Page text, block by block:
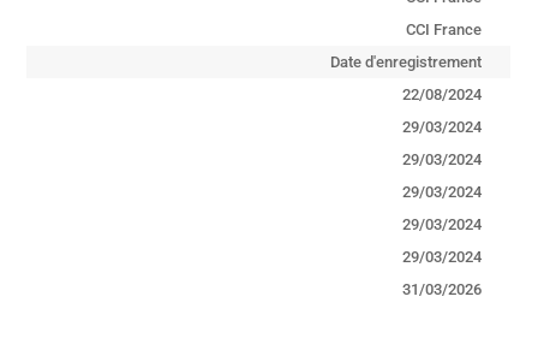
CCI France
Date d'enregistrement
22/08/2024
29/03/2024
29/03/2024
29/03/2024
29/03/2024
29/03/2024
31/03/2026